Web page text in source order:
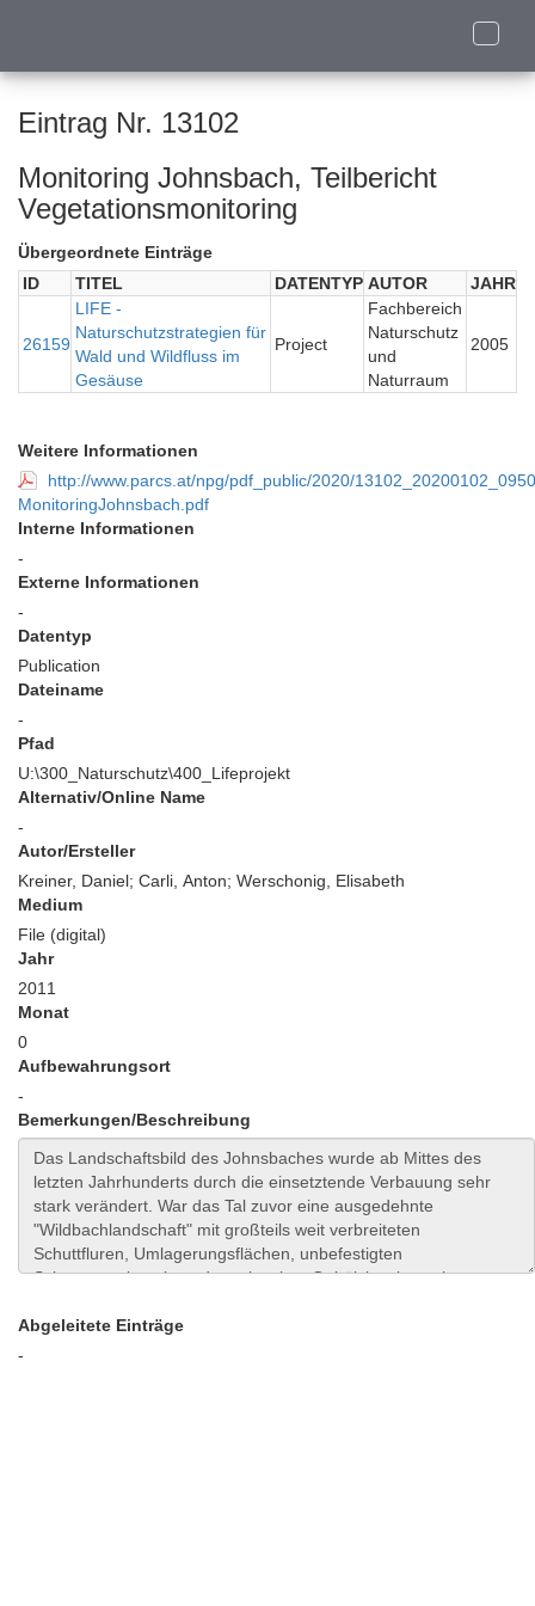
Toggle
Eintrag Nr. 13102
Monitoring Johnsbach, Teilbericht
Vegetationsmonitoring
Übergeordnete Einträge
ID
TITEL DATENTYP AUTOR JAHR
26159
LIFE -
Naturschutzstrategien für
Wald und Wildfluss im
Gesäuse
Project
Fachbereich
Naturschutz
und
Naturraum
2005
Weitere Informationen
http://www.parcs.at/npg/pdf_public/2020/
MonitoringJohnsbach.pdf
Interne Informationen
-
Externe Informationen
-
Datentyp
Publication
Dateiname
-
Pfad
U:\300_Naturschutz\400_Lifeprojekt
Alternativ/Online Name
-
Autor/Ersteller
Kreiner, Daniel; Carli, Anton; Werschonig, Elisabeth
Medium
File (digital)
Jahr
2011
Monat
0
Aufbewahrungsort
-
Bemerkungen/Beschreibung
Abgeleitete Einträge
-